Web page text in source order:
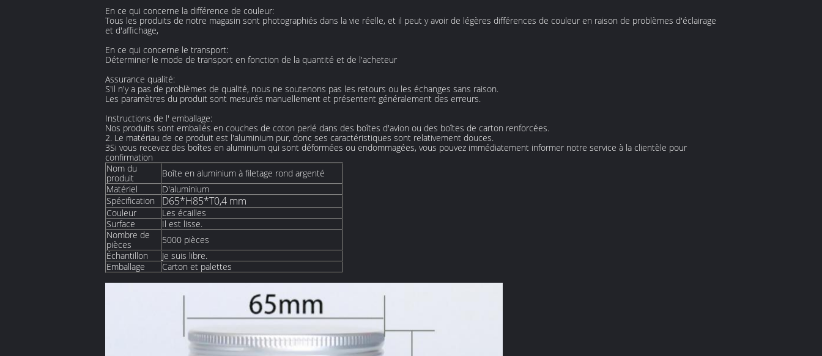
En ce qui concerne la différence de couleur:
Tous les produits de notre magasin sont photographiés dans la vie réelle, et il peut y avoir de légères différences de couleur en raison de problèmes d'éclairage
et d'affichage,
En ce qui concerne le transport:
Déterminer le mode de transport en fonction de la quantité et de l'acheteur
Assurance qualité:
S'il n'y a pas de problèmes de qualité, nous ne soutenons pas les retours ou les échanges sans raison.
Les paramètres du produit sont mesurés manuellement et présentent généralement des erreurs.
Instructions de l' emballage:
Nos produits sont emballés en couches de coton perlé dans des boîtes d'avion ou des boîtes de carton renforcées.
2. Le matériau de ce produit est l'aluminium pur, donc ses caractéristiques sont relativement douces.
3Si vous recevez des boîtes en aluminium qui sont déformées ou endommagées, vous pouvez immédiatement informer notre service à la clientèle pour
confirmation
Nom du
produit
Boîte en aluminium à filetage rond argenté
Matériel
D'aluminium
Spécification
D65*H85*T0,4 mm
Couleur
Les écailles
Surface
Il est lisse.
Nombre de
pièces
5000 pièces
Échantillon
Je suis libre.
Emballage
Carton et palettes